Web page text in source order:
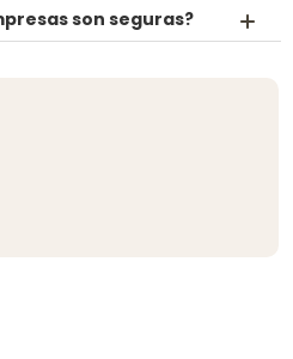
son seguras?